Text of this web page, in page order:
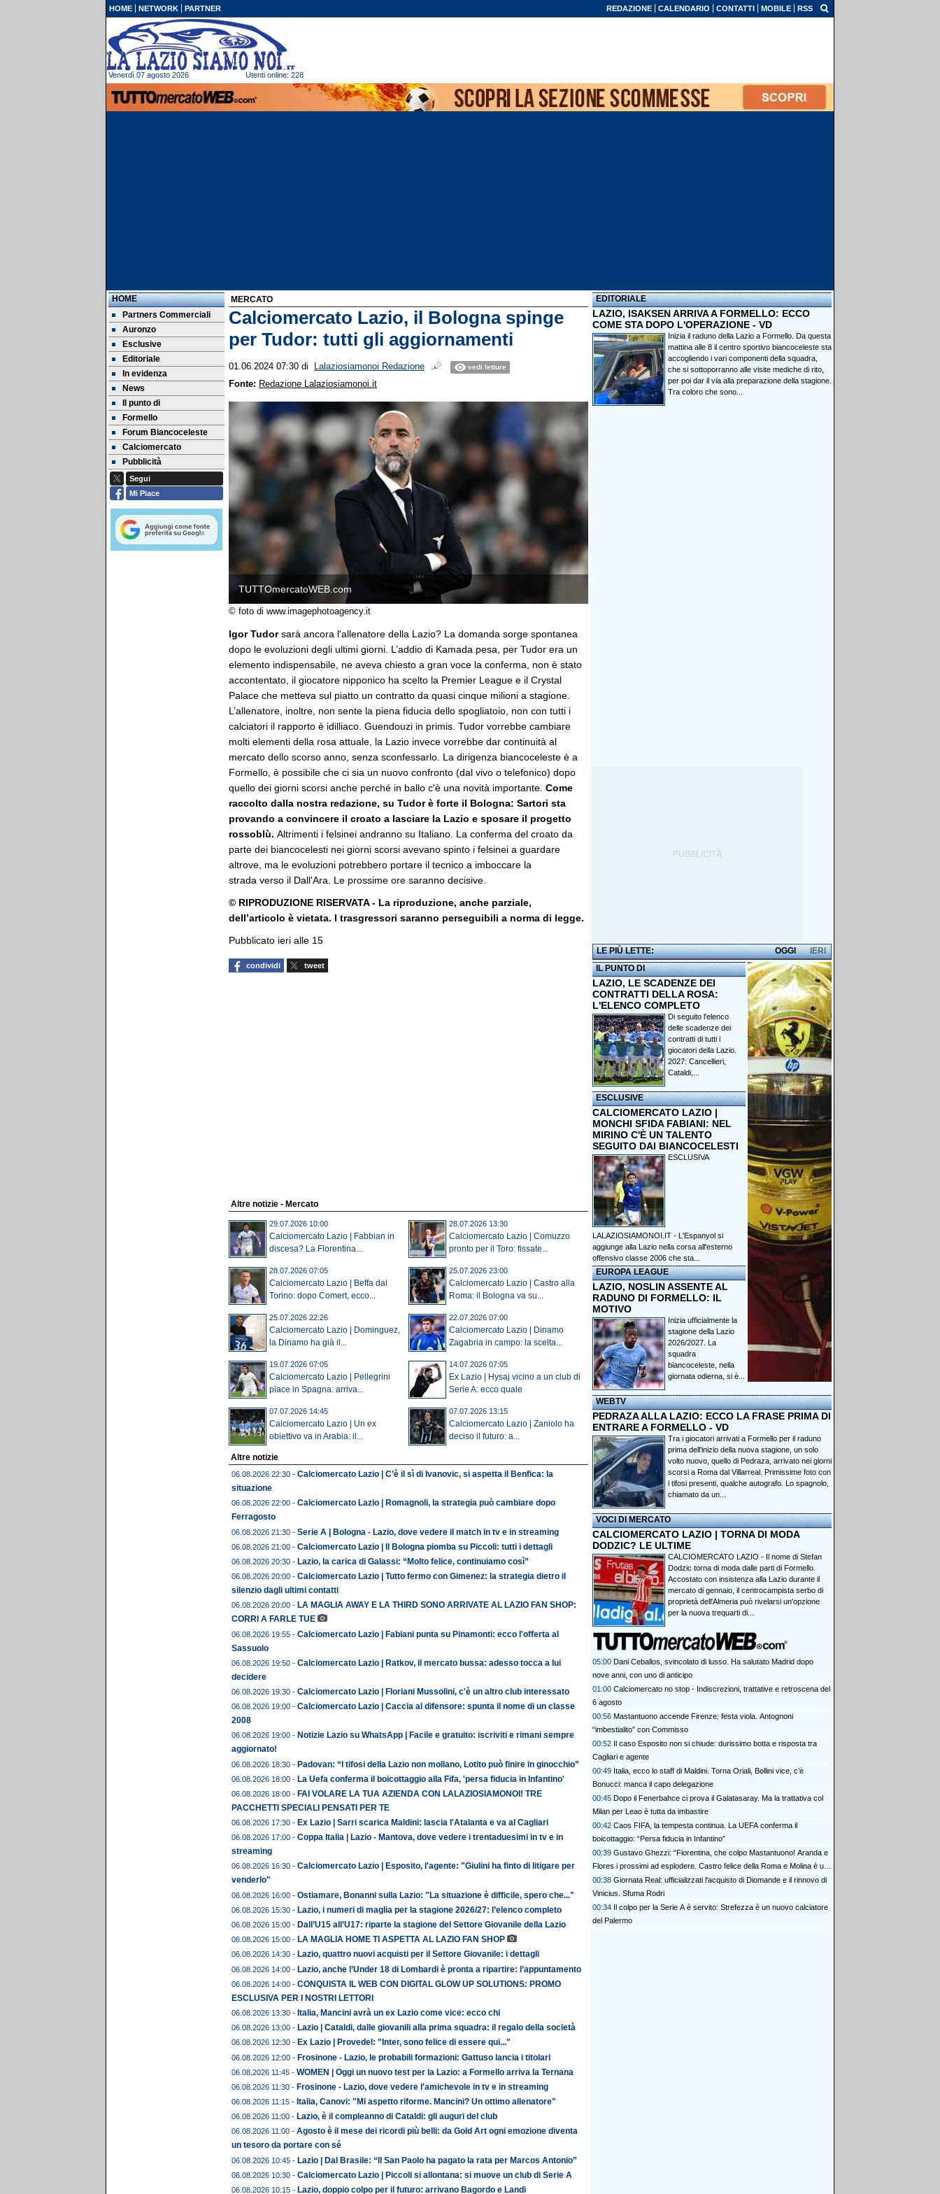
HOME NETWORK PARTNER REDAZIONE CALENDARIO CONTATTI MOBILE RSS
Venerdì 07 agosto 2026 Utenti online: 228
HOME
Partners Commerciali
Auronzo
Esclusive
Editoriale
In evidenza
News
Il punto di
Formello
Forum Biancoceleste
Calciomercato
Pubblicità
Segui
Mi Piace
MERCATO
Calciomercato Lazio, il Bologna spinge
per Tudor: tutti gli aggiornamenti
01.06.2024 07:30 di Lalaziosiamonoi Redazione vedi letture
Fonte: Redazione Lalaziosiamonoi.it
TUTTOmercatoWEB.com
© foto di www.imagephotoagency.it
Igor Tudorsarà ancora l'allenatore della Lazio? La domanda sorge spontanea
dopo le evoluzioni degli ultimi giorni. L’addio di Kamada pesa, per Tudor era un
elemento indispensabile, ne aveva chiesto a gran voce la conferma, non è stato
accontentato, il giocatore nipponico ha scelto la Premier League e il Crystal
Palace che metteva sul piatto un contratto da quasi cinque milioni a stagione.
L’allenatore, inoltre, non sente la piena fiducia dello spogliatoio, non con tutti i
calciatori il rapporto è idilliaco. Guendouzi in primis. Tudor vorrebbe cambiare
molti elementi della rosa attuale, la Lazio invece vorrebbe dar continuità al
mercato dello scorso anno, senza sconfessarlo. La dirigenza biancoceleste è a
Formello, è possibile che ci sia un nuovo confronto (dal vivo o telefonico) dopo
quello dei giorni scorsi anche perché in ballo c'è una novità importante. Come
raccolto dalla nostra redazione, su Tudor è forte il Bologna: Sartori sta
provando a convincere il croato a lasciare la Lazio e sposare il progetto
rossoblù. Altrimenti i felsinei andranno su Italiano. La conferma del croato da
parte dei biancocelesti nei giorni scorsi avevano spinto i felsinei a guardare
altrove, ma le evoluzioni potrebbero portare il tecnico a imboccare la
strada verso il Dall'Ara. Le prossime ore saranno decisive.
© RIPRODUZIONE RISERVATA - La riproduzione, anche parziale,
dell’articolo è vietata. I trasgressori saranno perseguibili a norma di legge.
Pubblicato ieri alle 15
condividi tweet
Altre notizie - Mercato
29.07.2026 10:00
Calciomercato Lazio | Fabbian in
discesa? La Fiorentina...
28.07.2026 13:30
Calciomercato Lazio | Comuzzo
pronto per il Toro: fissate...
28.07.2026 07:05
Calciomercato Lazio | Beffa dal
Torino: dopo Comert, ecco...
25.07.2026 23:00
Calciomercato Lazio | Castro alla
Roma: il Bologna va su...
25.07.2026 22:26
Calciomercato Lazio | Dominguez,
la Dinamo ha già il...
22.07.2026 07:00
Calciomercato Lazio | Dinamo
Zagabria in campo: la scelta...
19.07.2026 07:05
Calciomercato Lazio | Pellegrini
piace in Spagna: arriva...
14.07.2026 07:05
Ex Lazio | Hysaj vicino a un club di
Serie A: ecco quale
07.07.2026 14:45
Calciomercato Lazio | Un ex
obiettivo va in Arabia: il...
07.07.2026 13:15
Calciomercato Lazio | Zaniolo ha
deciso il futuro: a...
Altre notizie
06.08.2026 22:30 - Calciomercato Lazio | C’è il sì di Ivanovic, si aspetta il Benfica: la
situazione
06.08.2026 22:00 - Calciomercato Lazio | Romagnoli, la strategia può cambiare dopo
Ferragosto
06.08.2026 21:30 - Serie A | Bologna - Lazio, dove vedere il match in tv e in streaming
06.08.2026 21:00 - Calciomercato Lazio | Il Bologna piomba su Piccoli: tutti i dettagli
06.08.2026 20:30 - Lazio, la carica di Galassi: “Molto felice, continuiamo così”
06.08.2026 20:00 - Calciomercato Lazio | Tutto fermo con Gimenez: la strategia dietro il
silenzio dagli ultimi contatti
06.08.2026 20:00 - LA MAGLIA AWAY E LA THIRD SONO ARRIVATE AL LAZIO FAN SHOP:
CORRI A FARLE TUE
06.08.2026 19:55 - Calciomercato Lazio | Fabiani punta su Pinamonti: ecco l'offerta al
Sassuolo
06.08.2026 19:50 - Calciomercato Lazio | Ratkov, il mercato bussa: adesso tocca a lui
decidere
06.08.2026 19:30 - Calciomercato Lazio | Floriani Mussolini, c'è un altro club interessato
06.08.2026 19:00 - Calciomercato Lazio | Caccia al difensore: spunta il nome di un classe
2008
06.08.2026 19:00 - Notizie Lazio su WhatsApp | Facile e gratuito: iscriviti e rimani sempre
aggiornato!
06.08.2026 18:30 - Padovan: “I tifosi della Lazio non mollano, Lotito può finire in ginocchio”
06.08.2026 18:00 - La Uefa conferma il boicottaggio alla Fifa, 'persa fiducia in Infantino'
06.08.2026 18:00 - FAI VOLARE LA TUA AZIENDA CON LALAZIOSIAMONOI! TRE
PACCHETTI SPECIALI PENSATI PER TE
06.08.2026 17:30 - Ex Lazio | Sarri scarica Maldini: lascia l'Atalanta e va al Cagliari
06.08.2026 17:00 - Coppa Italia | Lazio - Mantova, dove vedere i trentaduesimi in tv e in
streaming
06.08.2026 16:30 - Calciomercato Lazio | Esposito, l'agente: "Giulini ha finto di litigare per
venderlo"
06.08.2026 16:00 - Ostiamare, Bonanni sulla Lazio: "La situazione è difficile, spero che..."
06.08.2026 15:30 - Lazio, i numeri di maglia per la stagione 2026/27: l’elenco completo
06.08.2026 15:00 - Dall’U15 all’U17: riparte la stagione del Settore Giovanile della Lazio
06.08.2026 15:00 - LA MAGLIA HOME TI ASPETTA AL LAZIO FAN SHOP
06.08.2026 14:30 - Lazio, quattro nuovi acquisti per il Settore Giovanile: i dettagli
06.08.2026 14:00 - Lazio, anche l’Under 18 di Lombardi è pronta a ripartire: l’appuntamento
06.08.2026 14:00 - CONQUISTA IL WEB CON DIGITAL GLOW UP SOLUTIONS: PROMO
ESCLUSIVA PER I NOSTRI LETTORI
06.08.2026 13:30 - Italia, Mancini avrà un ex Lazio come vice: ecco chi
06.08.2026 13:00 - Lazio | Cataldi, dalle giovanili alla prima squadra: il regalo della società
06.08.2026 12:30 - Ex Lazio | Provedel: "Inter, sono felice di essere qui..."
06.08.2026 12:00 - Frosinone - Lazio, le probabili formazioni: Gattuso lancia i titolari
06.08.2026 11:45 - WOMEN | Oggi un nuovo test per la Lazio: a Formello arriva la Ternana
06.08.2026 11:30 - Frosinone - Lazio, dove vedere l'amichevole in tv e in streaming
06.08.2026 11:15 - Italia, Canovi: "Mi aspetto riforme. Mancini? Un ottimo allenatore"
06.08.2026 11:00 - Lazio, è il compleanno di Cataldi: gli auguri del club
06.08.2026 11:00 - Agosto è il mese dei ricordi più belli: da Gold Art ogni emozione diventa
un tesoro da portare con sé
06.08.2026 10:45 - Lazio | Dal Brasile: “Il San Paolo ha pagato la rata per Marcos Antonio”
06.08.2026 10:30 - Calciomercato Lazio | Piccoli si allontana: si muove un club di Serie A
06.08.2026 10:15 - Lazio, doppio colpo per il futuro: arrivano Bagordo e Landi
EDITORIALE
LAZIO, ISAKSEN ARRIVA A FORMELLO: ECCO
COME STA DOPO L'OPERAZIONE - VD
Inizia il raduno della Lazio a Formello. Da questa
mattina alle 8 il centro sportivo biancoceleste sta
accogliendo i vari componenti della squadra,
che si sottoporranno alle visite mediche di rito,
per poi dar il via alla preparazione della stagione.
Tra coloro che sono...
LE PIÙ LETTE: IERI
OGGI
IL PUNTO DI
LAZIO, LE SCADENZE DEI
CONTRATTI DELLA ROSA:
L'ELENCO COMPLETO
Di seguito l'elenco
delle scadenze dei
contratti di tutti i
giocatori della Lazio.
2027: Cancellieri,
Cataldi,...
ESCLUSIVE
CALCIOMERCATO LAZIO |
MONCHI SFIDA FABIANI: NEL
MIRINO C'È UN TALENTO
SEGUITO DAI BIANCOCELESTI
ESCLUSIVA
LALAZIOSIAMONOI.IT - L'Espanyol si
aggiunge alla Lazio nella corsa all'esterno
offensivo classe 2006 che sta...
EUROPA LEAGUE
LAZIO, NOSLIN ASSENTE AL
RADUNO DI FORMELLO: IL
MOTIVO
Inizia ufficialmente la
stagione della Lazio
2026/2027. La
squadra
biancoceleste, nella
giornata odierna, si è...
WEBTV
PEDRAZA ALLA LAZIO: ECCO LA FRASE PRIMA DI
ENTRARE A FORMELLO - VD
Tra i giocatori arrivati a Formello per il raduno
prima dell'inizio della nuova stagione, un solo
volto nuovo, quello di Pedraza, arrivato nei giorni
scorsi a Roma dal Villarreal. Primissime foto con
i tifosi presenti, qualche autografo. Lo spagnolo,
chiamato da un...
VOCI DI MERCATO
CALCIOMERCATO LAZIO | TORNA DI MODA
DODZIC? LE ULTIME
CALCIOMERCATO LAZIO - Il nome di Stefan
Dodzic torna di moda dalle parti di Formello.
Accostato con insistenza alla Lazio durante il
mercato di gennaio, il centrocampista serbo di
proprietà dell'Almeria può rivelarsi un'opzione
per la nuova trequarti di...
05:00 Dani Ceballos, svincolato di lusso. Ha salutato Madrid dopo
nove anni, con uno di anticipo
01:00 Calciomercato no stop - Indiscrezioni, trattative e retroscena del
6 agosto
00:56 Mastantuono accende Firenze: festa viola. Antognoni
“imbestialito” con Commisso
00:52 Il caso Esposito non si chiude: durissimo botta e risposta tra
Cagliari e agente
00:49 Italia, ecco lo staff di Maldini. Torna Oriali, Bollini vice, c’è
Bonucci: manca il capo delegazione
00:45 Dopo il Fenerbahce ci prova il Galatasaray. Ma la trattativa col
Milan per Leao è tutta da imbastire
00:42 Caos FIFA, la tempesta continua. La UEFA conferma il
boicottaggio: “Persa fiducia in Infantino”
00:39 Gustavo Ghezzi: “Fiorentina, che colpo Mastantuono! Aranda e
Flores i prossimi ad esplodere. Castro felice della Roma e Molina è un
bel colpo”
00:38 Giornata Real: ufficializzati l'acquisto di Diomande e il rinnovo di
Vinicius. Sfuma Rodri
00:34 Il colpo per la Serie A è servito: Strefezza è un nuovo calciatore
del Palermo